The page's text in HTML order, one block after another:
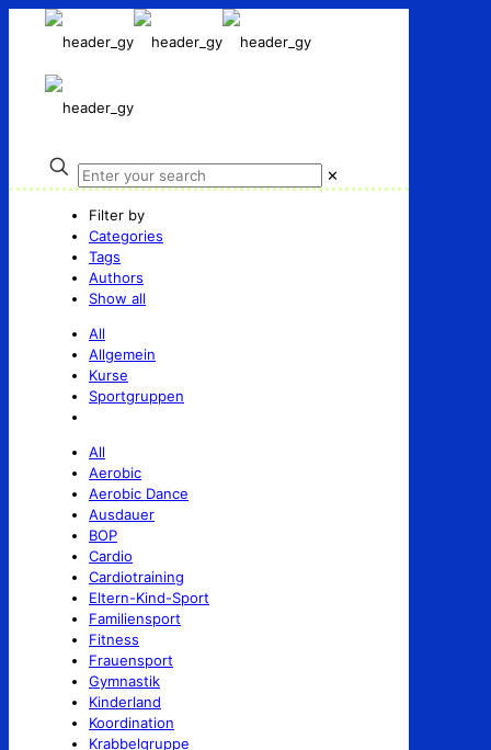
✕
Filter by
Categories
Tags
Authors
Show all
All
Allgemein
Kurse
Sportgruppen
All
Aerobic
Aerobic Dance
Ausdauer
BOP
Cardio
Cardiotraining
Eltern-Kind-Sport
Familiensport
Fitness
Frauensport
Gymnastik
Kinderland
Koordination
Krabbelgruppe